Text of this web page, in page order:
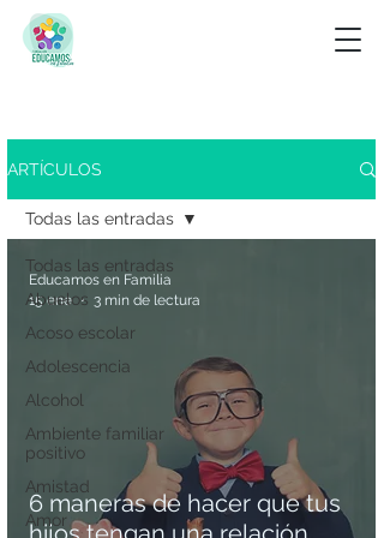
Ver menú de etiquetas
ARTÍCULOS
Todas las entradas
Abuelos
Acoso escolar
Adolescencia
Alcohol
Ambiente familiar
positivo
Amistad
Amor
Todas las entradas
6 maneras de hacer que tus
Educamos en Familia
15 ene
3 min de lectura